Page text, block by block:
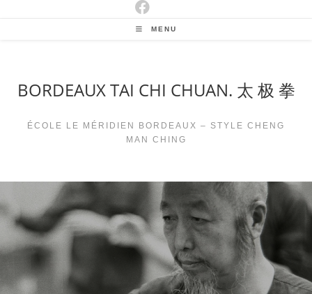
MENU
BORDEAUX TAI CHI CHUAN. 太 极 拳
ÉCOLE LE MÉRIDIEN BORDEAUX – STYLE CHENG
MAN CHING